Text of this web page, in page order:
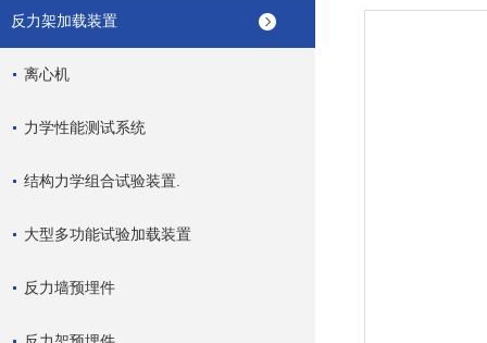
反力架加载装置
离心机
力学性能测试系统
结构力学组合试验装置.
大型多功能试验加载装置
反力墙预埋件